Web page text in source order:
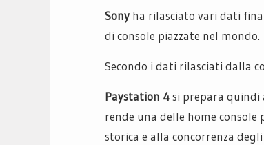
Sony ha rilasciato vari dati
di console piazzate nel mondo.
Secondo i dati rilasciati dalla
Paystation 4si prepara quindi
rende una delle home console
storica e alla concorrenza